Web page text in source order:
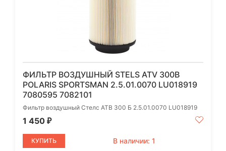
ФИЛЬТР ВОЗДУШНЫЙ STELS ATV 300B
POLARIS SPORTSMAN 2.5.01.0070 LU018919
7080595 7082101
Фильтр воздушный Стелс АТВ 300 Б 2.5.01.0070 LU018919
1 450 ₽
КУПИТЬ В наличии: 1